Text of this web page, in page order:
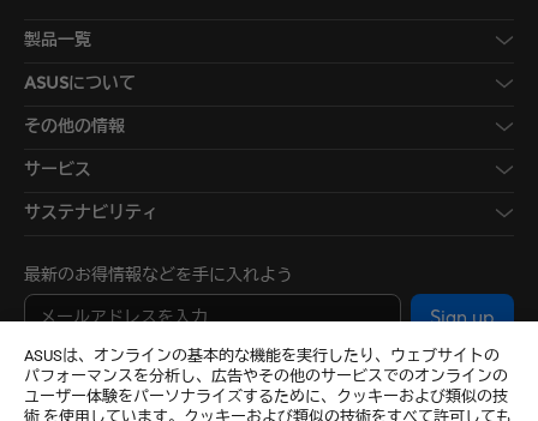
ASUSは、オンラインの基本的な機能を実行したり、ウェブサイトの
パフォーマンスを分析し、広告やその他のサービスでのオンラインの
ユーザー体験をパーソナライズするために、クッキーおよび類似の技
術 を使用しています。クッキーおよび類似の技術をすべて許可しても
製品一覧
ASUSについて
その他の情報
サービス
サステナビリティ
最新のお得情報などを手に入れよう
Sign up